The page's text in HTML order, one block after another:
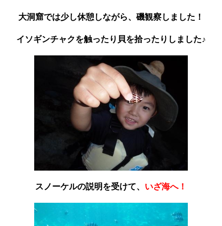
大洞窟では少し休憩しながら、磯観察しました！
イソギンチャクを触ったり貝を拾ったりしました♪
スノーケルの説明を受けて、 いざ海へ！